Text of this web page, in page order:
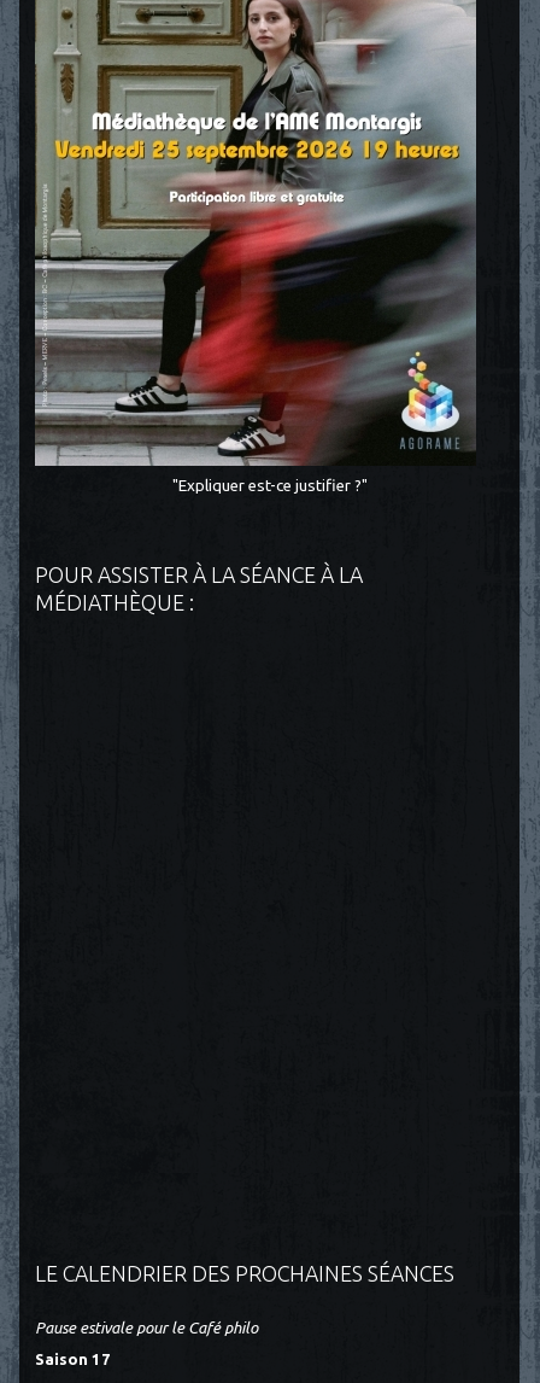
"Expliquer est-ce justifier ?"
POUR ASSISTER À LA SÉANCE À LA
MÉDIATHÈQUE :
LE CALENDRIER DES PROCHAINES SÉANCES
Pause estivale pour le Café philo
Saison 17